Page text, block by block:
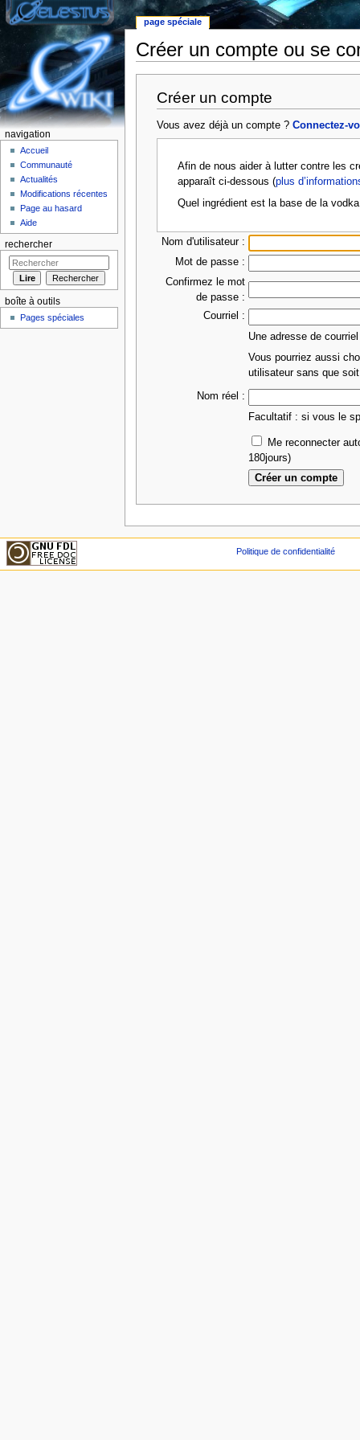
Créer un compte ou se
Créer un compte
Vous avez déjà un compte ?Connectez-
Afin de nous aider à lutter contre les
apparaît ci-dessous (plus
Quel ingrédient est la base de la
Nom d'utilisateur :
Mot de passe :
Confirmez le mot
de passe :
Courriel :
Une adresse de
Vous pourriez aussi
utilisateur sans que
Nom réel :
Facultatif : si vous le
Me reconnecter
180jours)
page spéciale
navigation
Accueil
Communauté
Actualités
Modifications récentes
Page au hasard
Aide
rechercher
boîte à outils
Pages spéciales
Politique de confidentialité